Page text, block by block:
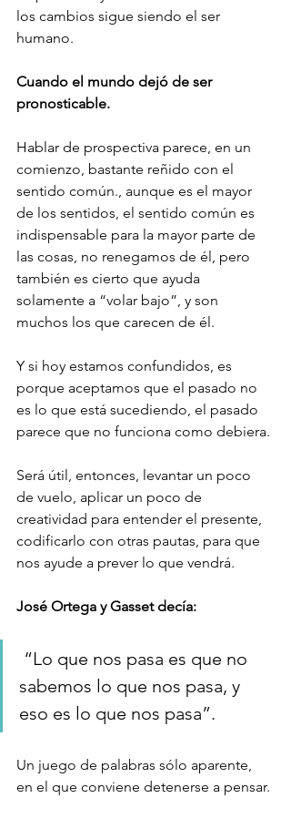
los cambios sigue siendo el ser
humano.
Cuando el mundo dejó de ser
pronosticable.
Hablar de prospectiva parece, en un
comienzo, bastante reñido con el
sentido común., aunque es el mayor
de los sentidos, el sentido común es
indispensable para la mayor parte de
las cosas, no renegamos de él, pero
también es cierto que ayuda
solamente a “volar bajo”, y son
muchos los que carecen de él.
Y si hoy estamos confundidos, es
porque aceptamos que el pasado no
es lo que está sucediendo, el pasado
parece que no funciona como debiera.
Será útil, entonces, levantar un poco
de vuelo, aplicar un poco de
creatividad para entender el presente,
codificarlo con otras pautas, para que
nos ayude a prever lo que vendrá.
José Ortega y Gasset decía:
sabemos lo que nos pasa, y
eso es lo que nos pasa”.
Un juego de palabras sólo aparente,
en el que conviene detenerse a pensar.